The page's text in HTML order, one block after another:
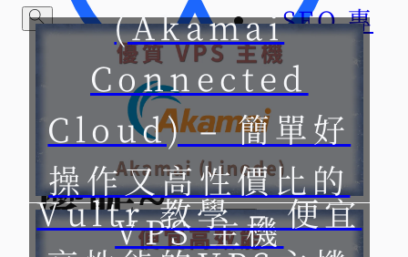
SEO 專
區
關於一
小時
想找什
麼呢~
(Akamai
Connected
Cloud) – 簡單好
操作又高性價比的
VPS 主機
Vultr 教學 – 便宜